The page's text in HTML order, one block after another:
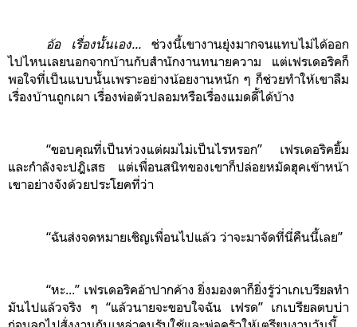
อ้อ เรื่องนั้นเอง...
ช่วงนี้เขางานยุ่งมากจนแทบไม่ได้ออก
ไปไหนเลยนอกจากบ้านกับสำนักงานทนายความ แต่เฟรเดอริคก็
พอใจที่เป็นแบบนั้นเพราะอย่างน้อยงานหนัก ๆ ก็ช่วยทำให้เขาลืม
เรื่องบ้านถูกเผา เรื่องพ่อตัวปลอมหรือเรื่องแมดดี้ได้บ้าง
“ขอบคุณที่เป็นห่วงแต่ผมไม่เป็นไรหรอก” เฟรเดอริคยิ้ม
และกำลังจะปฎิเสธ แต่เพื่อนสนิทของเขาก็ปล่อยหมัดฮุคเข้าหน้า
เขาอย่างจังด้วยประโยคที่ว่า
“ฉันส่งจดหมายเชิญเพื่อนไปแล้ว ว่าจะมาจัดที่นี่คืนนี้เลย”
“หะ...” เฟรเดอริคอ้าปากค้าง ยิ่งมองตาก็ยิ่งรู้ว่าเกเบรียลทำ
มันไปแล้วจริง ๆ “แล้วนายจะขอบใจฉัน เฟรด” เกเบรียลตบบ่า